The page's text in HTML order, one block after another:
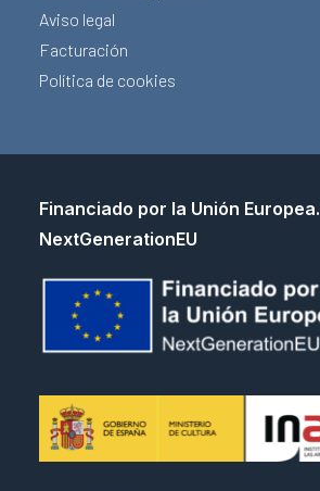
Aviso legal
Facturación
Política de cookies
Financiado por la Unión Europea.
NextGenerationEU